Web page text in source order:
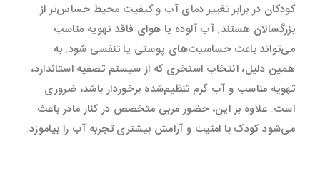
کودکان در برابر تغییر دمای آب و کیفیت محیط حساس‌تر از
بزرگسالان هستند. آب آلوده یا هوای فاقد تهویه مناسب
می‌تواند باعث حساسیت‌های پوستی یا تنفسی شود. به
همین دلیل، انتخاب استخری که از سیستم تصفیه استاندارد،
تهویه مناسب و آب گرم تنظیم‌شده برخوردار باشد، ضروری
است. علاوه بر این، حضور مربی متخصص در کنار مادر باعث
می‌شود کودک با امنیت و آرامش بیشتری تجربه آب را بیاموزد.